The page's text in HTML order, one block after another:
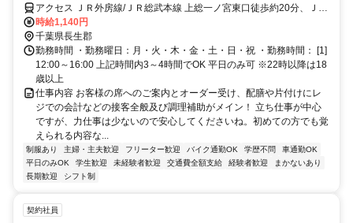
アクセス ＪＲ外房線/ＪＲ総武本線 上総一ノ宮東口徒歩約20分、ＪＲ
外房線 東浪見徒歩約20分、ＪＲ外房線 太東徒歩約65分
時給1,140円
千葉県長生郡
勤務時間 ・勤務曜日：月・火・木・金・土・日・祝 ・勤務時間： [1]
12:00～16:00 上記時間内3～4時間でOK 平日のみ可 ※22時以降は18
歳以上
仕事内容 お客様の席へのご案内とオーダー受け、配膳や片付けにレ
ジでの会計などの接客全般及び調理補助がメイン！ 立ち仕事が中心
ですが、力仕事は少ないので安心してくださいね。初めての方でも覚
えられる内容な...
制服あり 主婦・主夫歓迎 フリーター歓迎 バイク通勤OK 学歴不問
車通勤OK
平日のみOK
学生歓迎 未経験者歓迎 交通費全額支給 経験者歓迎
まかないあり
長期歓迎
シフト制
契約社員